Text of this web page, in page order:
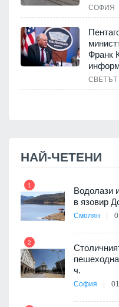
СОФИЯ
Франк
СВЕТЪТ
НАЙ-ЧЕТЕНИ
1
Водолази
в язовир
Смолян
2
ч.
София